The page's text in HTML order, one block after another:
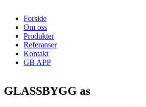
Forside
Om oss
Produkter
Referanser
Kontakt
GB APP
GLASSBYGG as